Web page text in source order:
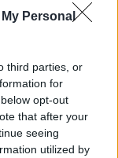
Personal
third parties, or
for
opt-out
that after your
seeing
utilized by